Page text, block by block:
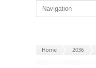
Home 2036